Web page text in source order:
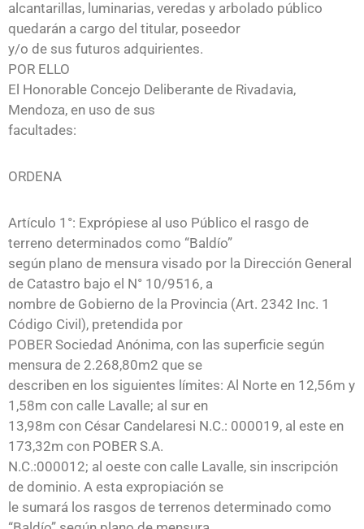
alcantarillas, luminarias, veredas y arbolado público
quedarán a cargo del titular, poseedor
y/o de sus futuros adquirientes.
POR ELLO
El Honorable Concejo Deliberante de Rivadavia,
Mendoza, en uso de sus
facultades:
ORDENA
Artículo 1°: Exprópiese al uso Público el rasgo de
terreno determinados como “Baldío”
según plano de mensura visado por la Dirección General
de Catastro bajo el N° 10/9516, a
nombre de Gobierno de la Provincia (Art. 2342 Inc. 1
Código Civil), pretendida por
POBER Sociedad Anónima, con las superficie según
mensura de 2.268,80m2 que se
describen en los siguientes límites: Al Norte en 12,56m y
1,58m con calle Lavalle; al sur en
13,98m con César Candelaresi N.C.: 000019, al este en
173,32m con POBER S.A.
N.C.:000012; al oeste con calle Lavalle, sin inscripción
de dominio. A esta expropiación se
le sumará los rasgos de terrenos determinado como